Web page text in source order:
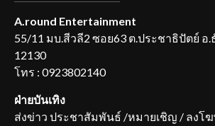
A.round Entertainment
55/11 มบ.สีวลี2 ซอย63 ต.ประชาธิปัตย์ อ
12130
โทร : 0923802140
ฝ่ายบันเทิง
ส่งข่าว ประชาสัมพันธ์ /หมายเชิญ / ลงโ